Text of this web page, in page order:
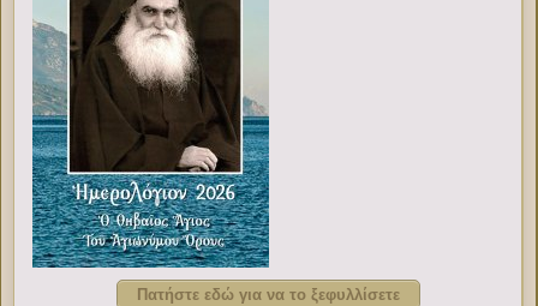
Πατήστε εδώ για να το ξεφυλλίσετε